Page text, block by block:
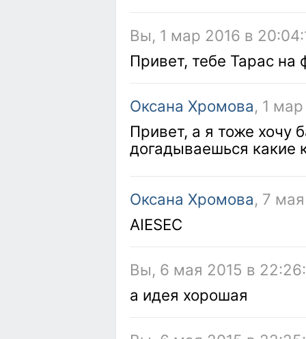
Вы, 1 мар 2016 в
Привет, тебе Тарас
Оксана Хромова, 1
Привет, а я тоже хочу
догадываешься какие
Оксана Хромова, 7
AIESEC
Вы, 6 мая 2015 в
а идея хорошая